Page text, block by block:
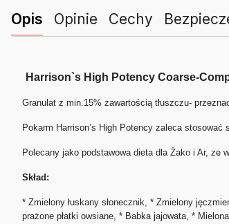
Opis Opinie Cechy
Harrison`s High Potency Coarse-
Granulat z min.15% zawartością tłuszczu-
Pokarm Harrison’s High Potency zaleca
Polecany jako podstawowa dieta dla Żako i Ar, ze
Skład:
* Zmielony łuskany słonecznik, * Zmielony
prażone płatki owsiane, * Babka jajowata, *